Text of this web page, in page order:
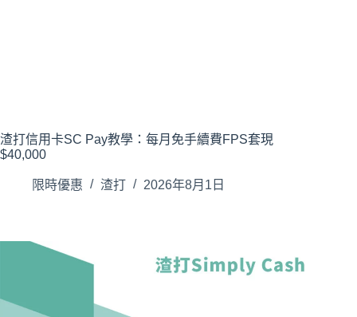
渣打信用卡SC Pay教學：每月免手續費FPS套現
$40,000
限時優惠 渣打 2026年8月1日